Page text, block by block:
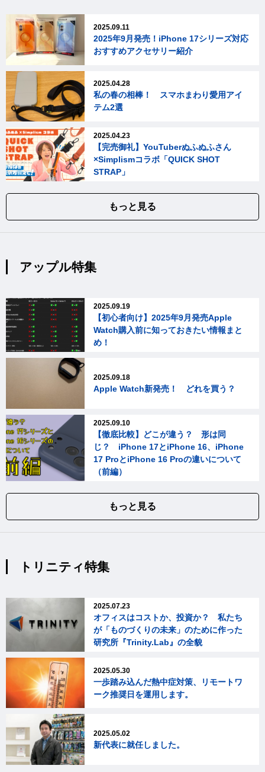
2025.09.11
2025年9月発売！iPhone 17シリーズ対応
おすすめアクセサリー紹介
2025.04.28
私の春の相棒！ スマホまわり愛用アイ
テム2選
2025.04.23
【完売御礼】YouTuberぬふぬふさん
×Simplismコラボ「QUICK SHOT
STRAP」
もっと見る
アップル特集
2025.09.19
【初心者向け】2025年9月発売Apple
Watch購入前に知っておきたい情報まと
め！
2025.09.18
Apple Watch新発売！ どれを買う？
2025.09.10
【徹底比較】どこが違う？ 形は同
じ？ iPhone 17とiPhone 16、iPhone
17 ProとiPhone 16 Proの違いについて
（前編）
もっと見る
トリニティ特集
2025.07.23
オフィスはコストか、投資か？ 私たち
が「ものづくりの未来」のために作った
研究所『Trinity.Lab』の全貌
2025.05.30
一歩踏み込んだ熱中症対策、リモートワ
ーク推奨日を運用します。
2025.05.02
新代表に就任しました。